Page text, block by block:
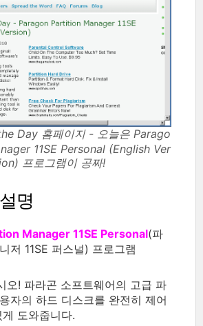
Day 홈페이지 - 오늘은 Parago
11SE Personal (English Ver
프로그램이 공짜!
명
Manager 11SE Personal(파
저 11SE 퍼스널) 프로그램
오! 파라곤 소프트웨어의 고급 파
자의 하드 디스크를 완전히 제어
도와줍니다.